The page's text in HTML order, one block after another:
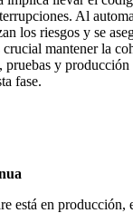
Al
los riesgos y se
mantener la
pruebas y
fase.
está en producción,